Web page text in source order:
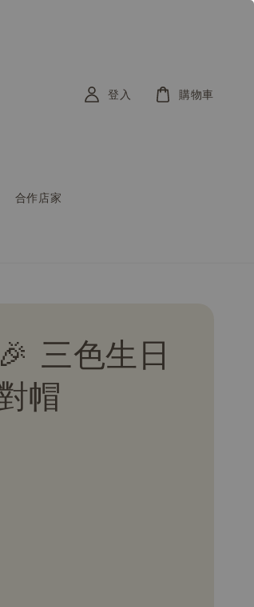
合作店家
登入 購物車
三色生日
帽